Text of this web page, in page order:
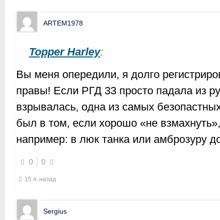
ARTEM1978
Topper Harley:
Вы меня опередили, я долго
правы! Если РГД 33 просто падала из
взрывалась, одна из самых
был в том, если хорошо «не
например: в люк танка или амброзуру
0 0
15 л. назад
Sergius